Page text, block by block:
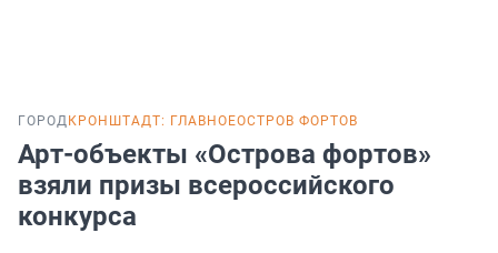
ГОРОД КРОНШТАДТ: ГЛАВНОЕОСТРОВ ФОРТОВ
Арт-объекты «Острова фортов»
взяли призы всероссийского
конкурса